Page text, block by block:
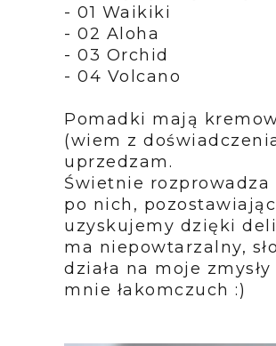
- 01 Waikiki
- 02 Aloha
- 03 Orchid
- 04 Volcano
Pomadki mają
(wiem z
uprzedzam.
Świetnie
po nich,
uzyskujemy dzięki
ma niepowtarzalny,
działa na moje
mnie łakomczuch :)